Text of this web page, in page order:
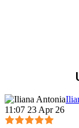
11:07 23 Apr 26